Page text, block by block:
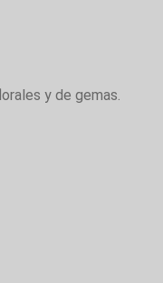
y de gemas.